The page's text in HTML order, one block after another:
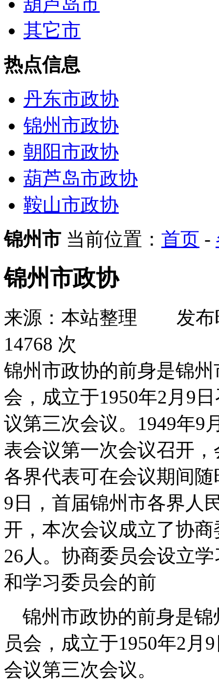
其它市
热点信息
丹东市政协
锦州市政协
朝阳市政协
葫芦岛市政协
鞍山市政协
锦州市 当前位置： 首页 -
锦州市政协
来源：本站整理 发
14768 次
锦州市政协的前身是锦
会，成立于1950年2月9
议第三次会议。1949年9
表会议第一次会议召开
各界代表可在会议期间
9日，首届锦州市各界人
开，本次会议成立了协
26人。协商委员会设立
和学习委员会的前
锦州市政协的前身是
员会，成立于1950年2 月 9
会议第三次会议。